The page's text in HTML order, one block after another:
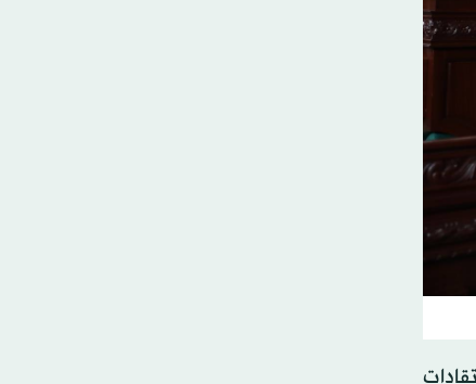
برلماني عن كتلة «لينتصر الشعب»، المؤيدة لمسار 25 يوليو 2021 بانتقادات